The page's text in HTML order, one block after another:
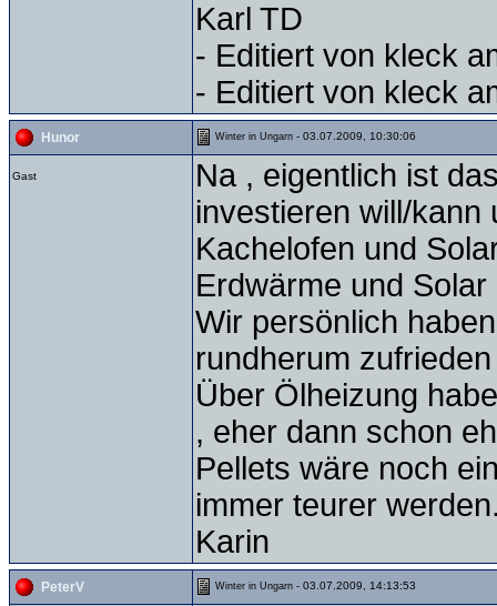
Karl TD
- Editiert von kleck
- Editiert von kleck
Hunor Winter in Ungarn - 03.07.2009, 10:30:06
Gast
Na , eigentlich ist
investieren will/kann
Kachelofen und
Erdwärme und Solar
Wir persönlich
rundherum
Über Ölheizung
, eher dann schon
Pellets wäre noch
immer teurer
Karin
PeterV Winter in Ungarn - 03.07.2009, 14:13:53